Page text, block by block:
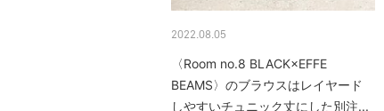
2022.08.05
〈Room no.8 BLACK×EFFE
BEAMS〉のブラウスはレイヤード
しやすいチュニック丈にした別注...